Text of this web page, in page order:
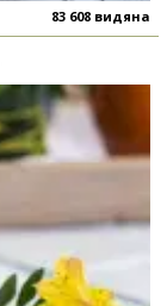
83 608 видяна